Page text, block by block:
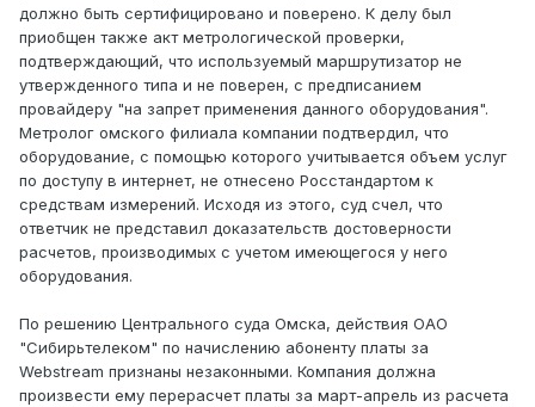
должно быть сертифицировано и поверено. К делу был
приобщен также акт метрологической проверки,
подтверждающий, что используемый маршрутизатор не
утвержденного типа и не поверен, с предписанием
провайдеру "на запрет применения данного оборудования".
Метролог омского филиала компании подтвердил, что
оборудование, с помощью которого учитывается объем услуг
по доступу в интернет, не отнесено Росстандартом к
средствам измерений. Исходя из этого, суд счел, что
ответчик не представил доказательств достоверности
расчетов, производимых с учетом имеющегося у него
оборудования.
По решению Центрального суда Омска, действия ОАО
"Сибирьтелеком" по начислению абоненту платы за
Webstream признаны незаконными. Компания должна
произвести ему перерасчет платы за март-апрель из расчета